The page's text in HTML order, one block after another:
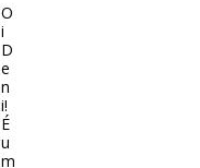
O
i
D
e
n
i!
É
u
m